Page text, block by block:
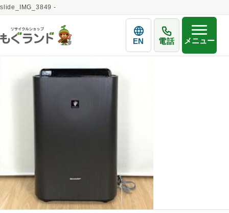
slide_IMG_3849 -
EN 電話 メニュー